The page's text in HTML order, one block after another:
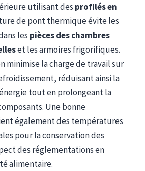
utilisant des profilés en
de pont thermique évite les
les pièces des chambres
et les armoires frigorifiques.
minimise la charge de travail sur
réduisant ainsi la
tout en prolongeant la
Une bonne
également des températures
pour la conservation des
des réglementations en
alimentaire.